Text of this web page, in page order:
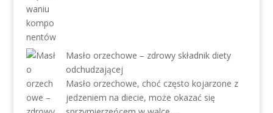
Masło orzechowe – zdrowy składnik diety
odchudzającej
Masło orzechowe, choć często kojarzone z
jedzeniem na diecie, może okazać się